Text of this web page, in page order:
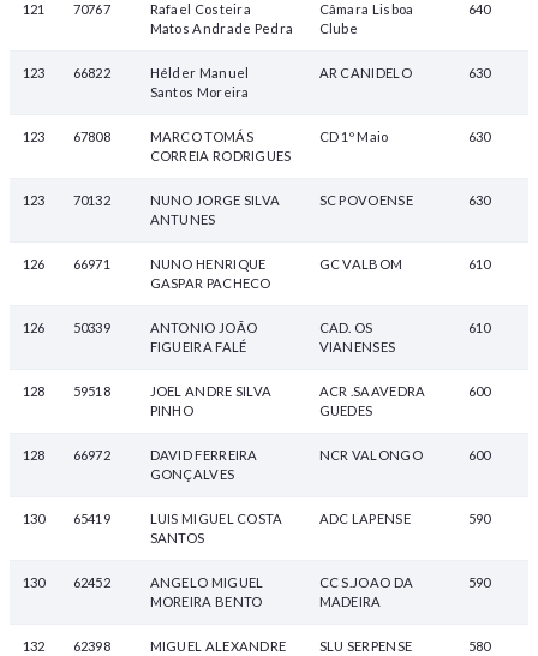
121 70767
Rafael Costeira
Matos Andrade Pedra
Câmara Lisboa
Clube
640
123 66822
Hélder Manuel
Santos Moreira
AR CANIDELO 630
123 67808
MARCO TOMÁS
CORREIA RODRIGUES
CD 1º Maio 630
123 70132
NUNO JORGE SILVA
ANTUNES
SC POVOENSE 630
126 66971
NUNO HENRIQUE
GASPAR PACHECO
GC VALBOM 610
126 50339
ANTONIO JOÃO
FIGUEIRA FALÉ
CAD. OS
VIANENSES
610
128 59518
JOEL ANDRE SILVA
PINHO
ACR .SAAVEDRA
GUEDES
600
128 66972
DAVID FERREIRA
GONÇALVES
NCR VALONGO 600
130 65419
LUIS MIGUEL COSTA
SANTOS
ADC LAPENSE 590
130 62452
ANGELO MIGUEL
MOREIRA BENTO
CC S.JOAO DA
MADEIRA
590
132 62398
MIGUEL ALEXANDRE
SLU SERPENSE 580